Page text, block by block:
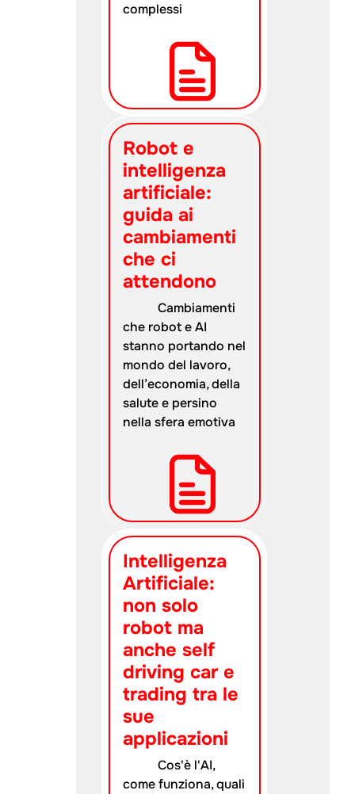
complessi
Robot e
intelligenza
artificiale:
guida ai
cambiamenti
che ci
attendono
Cambiamenti
che robot e AI
stanno portando nel
mondo del lavoro,
dell’economia, della
salute e persino
nella sfera emotiva
Intelligenza
Artificiale:
non solo
robot ma
anche self
driving car e
trading tra le
sue
applicazioni
Cos'è l'AI,
come funziona, quali